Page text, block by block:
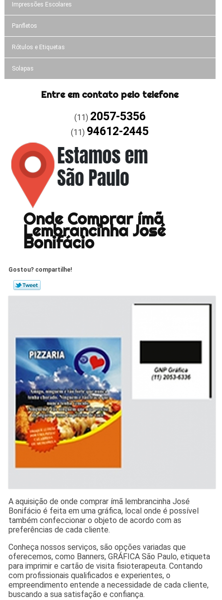
Impressões Escolares
Panfletos
Rótulos e Etiquetas
Solapas
Entre em contato pelo telefone
(11) 2057-5356
(11) 94612-2445
Onde Comprar ímã
Lembrancinha José
Bonifácio
Gostou? compartilhe!
A aquisição de onde comprar ímã lembrancinha José
Bonifácio é feita em uma gráfica, local onde é possível
também confeccionar o objeto de acordo com as
preferências de cada cliente.
Conheça nossos serviços, são opções variadas que
oferecemos, como Banners, GRÁFICA São Paulo, etiqueta
para imprimir e cartão de visita fisioterapeuta. Contando
com profissionais qualificados e experientes, o
empreendimento entende a necessidade de cada cliente,
buscando a sua satisfação e confiança.